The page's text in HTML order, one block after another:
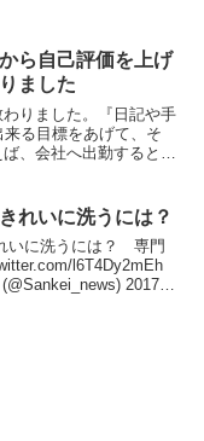
ら自己評価を上げ
ました
りました。『日記や手
る目標をあげて、そ
、会社へ出勤すると
れいに洗うには？
いに洗うには？ 専門
l6T4Dy2mEh
2017年